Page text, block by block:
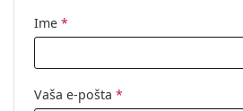
Ime *
Vaša e-pošta *